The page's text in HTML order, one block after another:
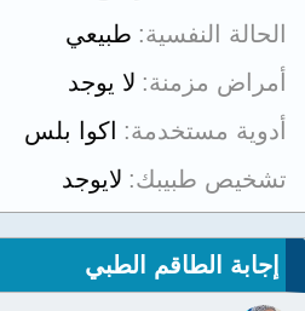
الحالة النفسية طبيعي
أمراض مزمنة لا يوجد
أدوية مستخدمة
اكوا بلس
تشخيص طبيبك لايوجد
إجابة الطاقم الطبي